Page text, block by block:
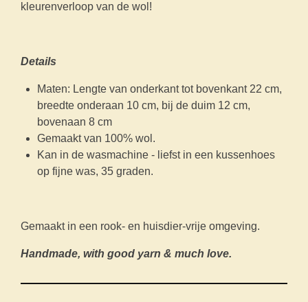
kleurenverloop van de wol!
Details
Maten: Lengte van onderkant tot bovenkant 22 cm,
breedte onderaan 10 cm, bij de duim 12 cm,
bovenaan 8 cm
Gemaakt van 100% wol.
Kan in de wasmachine - liefst in een kussenhoes
op fijne was, 35 graden.
Gemaakt in een rook- en huisdier-vrije omgeving.
Handmade, with good yarn & much love.